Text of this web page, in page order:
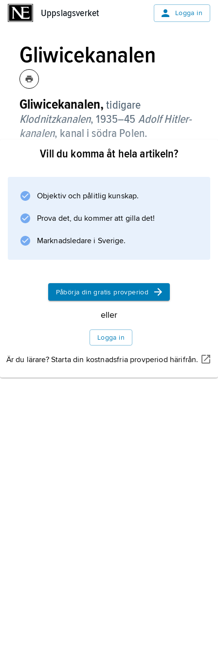
Uppslagsverket Logga in
Gliwicekanalen
Gliwicekanalen, tidigare
Klodnitzkanalen, 1935–45 Adolf Hitler-
kanalen, kanal i södra Polen.
Den förbinder Gliwice med Koźle, och via
industrier. Kanalen är 40,6 km lång och
Vill du komma åt hela artikeln?
Objektiv och pålitlig kunskap.
Prova det, du kommer att gilla det!
Marknadsledare i Sverige.
Påbörja din gratis provperiod
eller
Logga in
Är du lärare? Starta din kostnadsfria provperiod härifrån.